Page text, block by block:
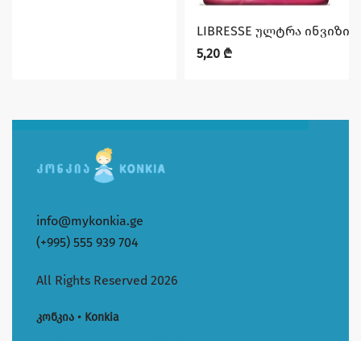
LIBRESSE ულტრა
5,20 ₾
info@mykonkia.ge
(+995) 555 939 704
All Rights Reserved 2026
კონკია • Konkia